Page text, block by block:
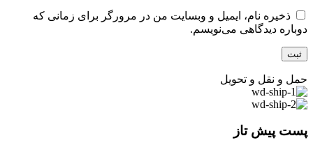
ذخیره نام، ایمیل و وبسایت من در مرورگر برای زمانی که
دوباره دیدگاهی می‌نویسم.
حمل و نقل و تحویل
پست پیش تاز